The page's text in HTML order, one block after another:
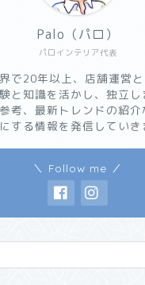
パロインテリア代表
Palo（パロ）
で20年以上、店舗運営
と知識を活かし、独立
考、最新トレンドの紹
する情報を発信していき
＼ Follow me ／